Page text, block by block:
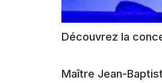
Découvrez la
Maître Jean-